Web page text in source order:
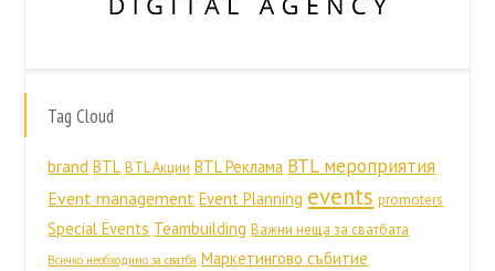
Tag Cloud
brand BTL BTL Акции BTL Реклама BTL мероприятия
Event management Event Planning events promoters
Special Events Teambuilding Важни неща за сватбата
Всичко необходимо за сватба Маркетингово събитие